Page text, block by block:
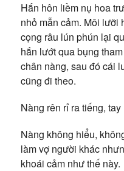
Hắn hôn liềm nụ hoa
nhỏ mẫn cảm. Môi lưỡi
cọng râu lún phún lại
hắn lướt qua bụng
chân nàng, sau đó cái
cũng đi theo.
Nàng rên rỉ ra tiếng,
Nàng không hiểu,
làm vợ người khác
khoái cảm như thế này.